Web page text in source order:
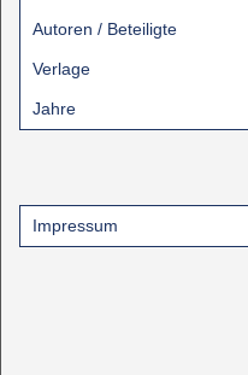
Autoren / Beteiligte
Verlage
Jahre
Impressum